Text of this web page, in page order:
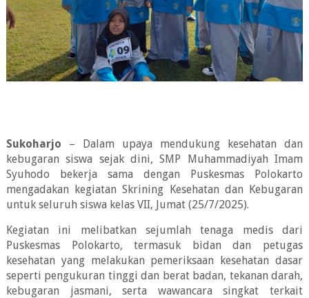
Sukoharjo – Dalam upaya mendukung kesehatan dan
kebugaran siswa sejak dini, SMP Muhammadiyah Imam
Syuhodo bekerja sama dengan Puskesmas Polokarto
mengadakan kegiatan Skrining Kesehatan dan Kebugaran
untuk seluruh siswa kelas VII, Jumat (25/7/2025).
Kegiatan ini melibatkan sejumlah tenaga medis dari
Puskesmas Polokarto, termasuk bidan dan petugas
kesehatan yang melakukan pemeriksaan kesehatan dasar
seperti pengukuran tinggi dan berat badan, tekanan darah,
kebugaran jasmani, serta wawancara singkat terkait